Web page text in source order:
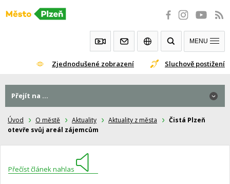
Přeskočit
Zjednodušené zobrazení Sluchově postižení
MENU
Úvod O městě Aktuality Aktuality z města
Čistá Plzeň
otevře svůj areál zájemcům
Přečíst článek nahlas
Přejít na ...